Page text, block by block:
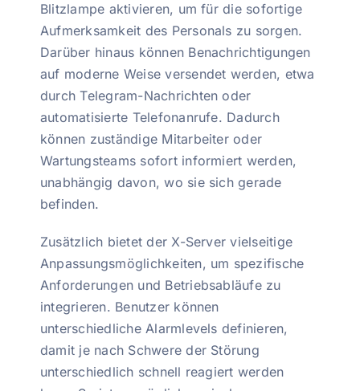
Blitzlampe aktivieren, um für die sofortige
Aufmerksamkeit des Personals zu sorgen.
Darüber hinaus können Benachrichtigungen
auf moderne Weise versendet werden, etwa
durch Telegram-Nachrichten oder
automatisierte Telefonanrufe. Dadurch
können zuständige Mitarbeiter oder
Wartungsteams sofort informiert werden,
unabhängig davon, wo sie sich gerade
befinden.
Zusätzlich bietet der X-Server vielseitige
Anpassungsmöglichkeiten, um spezifische
Anforderungen und Betriebsabläufe zu
integrieren. Benutzer können
unterschiedliche Alarmlevels definieren,
damit je nach Schwere der Störung
unterschiedlich schnell reagiert werden